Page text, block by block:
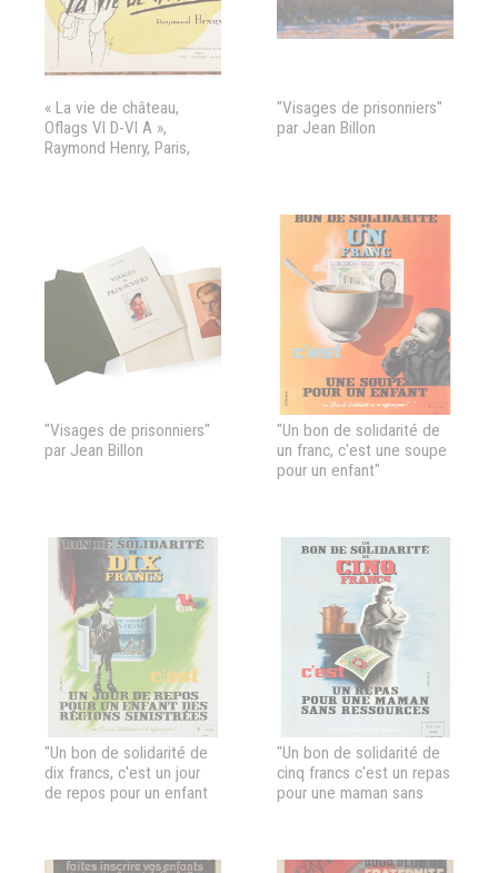
« La vie de château,
Oflags VI D-VI A »,
Raymond Henry, Paris,
"Visages de prisonniers"
par Jean Billon
"Visages de prisonniers"
par Jean Billon
"Un bon de solidarité de
un franc, c'est une soupe
pour un enfant"
"Un bon de solidarité de
dix francs, c'est un jour
de repos pour un enfant
"Un bon de solidarité de
cinq francs c'est un repas
pour une maman sans